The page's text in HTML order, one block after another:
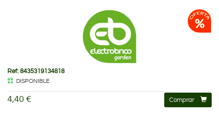
Ref: 8435319134818
DISPONIBLE
4,40 € Comprar